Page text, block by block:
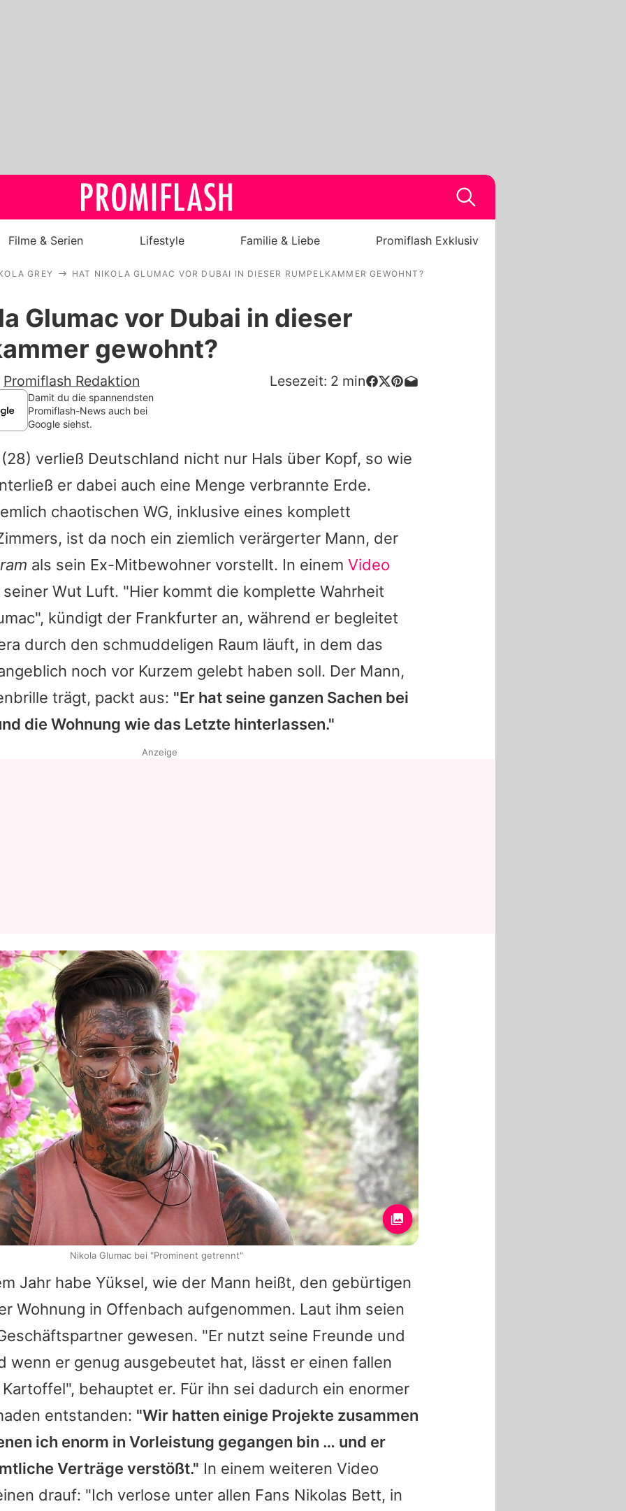
Royals
Stars
Filme & Serien
Familie & Liebe
App runterladen
Team
Redaktionelle Richtlinien
Impressum
Datenschutzerklärung
Nutzungsbedingungen
Filme & Serien Lifestyle Familie & Liebe Promiflash Exklusiv
GREY HAT NIKOLA GLUMAC VOR DUBAI IN DIESER RUMPELKAMMER GEWOHNT?
Glumac vor Dubai in dieser
gewohnt?
Promiflash Redaktion Lesezeit: 2 min
Damit du die spannendsten
Promiflash-News auch bei
Google siehst.
verließ Deutschland nicht nur Hals über Kopf, so wie
er dabei auch eine Menge verbrannte Erde.
chaotischen WG, inklusive eines komplett
ist da noch ein ziemlich verärgerter Mann, der
als sein Ex-Mitbewohner vorstellt. In einem Video
Wut Luft. "Hier kommt die komplette Wahrheit
kündigt der Frankfurter an, während er begleitet
durch den schmuddeligen Raum läuft, in dem das
noch vor Kurzem gelebt haben soll. Der Mann,
trägt, packt aus: "Er hat seine ganzen Sachen bei
die Wohnung wie das Letzte hinterlassen."
Jahr habe Yüksel, wie der Mann heißt, den gebürtigen
Wohnung in Offenbach aufgenommen. Laut ihm seien
gewesen. "Er nutzt seine Freunde und
wenn er genug ausgebeutet hat, lässt er einen fallen
behauptet er. Für ihn sei dadurch ein enormer
entstanden: "Wir hatten einige Projekte zusammen
ich enorm in Vorleistung gegangen bin … und er
Verträge verstößt." In einem weiteren Video
drauf: "Ich verlose unter allen Fans Nikolas Bett, in
Anzeige
Nikola Glumac bei "Prominent getrennt"